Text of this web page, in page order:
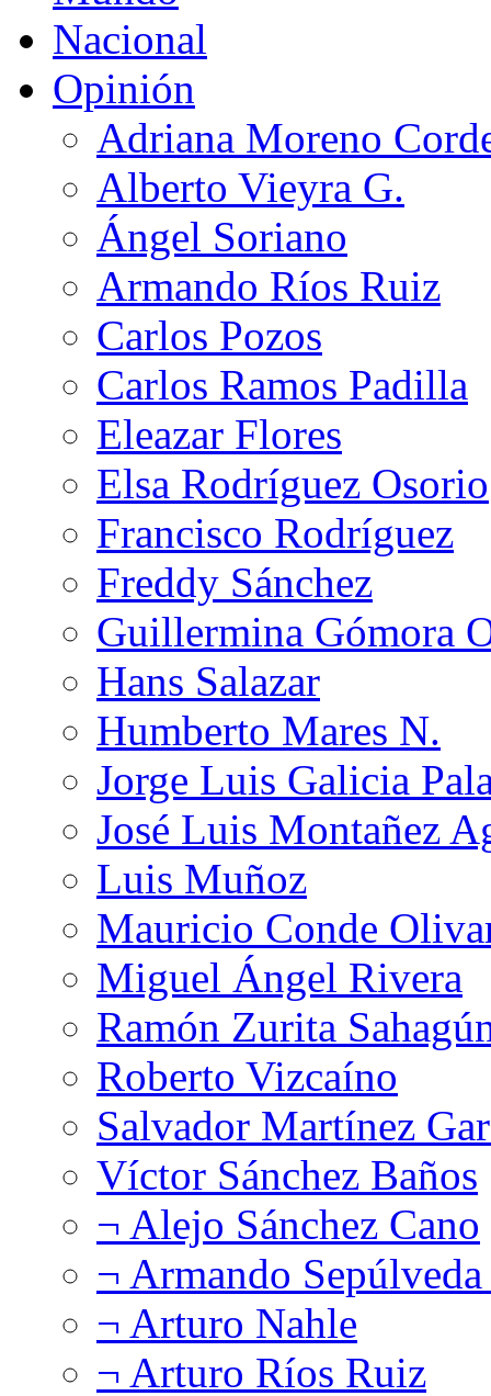
Nacional
Opinión
Adriana Moreno
Alberto Vieyra G.
Ángel Soriano
Armando Ríos Ruiz
Carlos Pozos
Carlos Ramos Padilla
Eleazar Flores
Elsa Rodríguez Osorio
Francisco Rodríguez
Freddy Sánchez
Guillermina Gómora
Hans Salazar
Humberto Mares N.
Jorge Luis Galicia
José Luis Montañez
Luis Muñoz
Mauricio Conde
Miguel Ángel Rivera
Ramón Zurita
Roberto Vizcaíno
Salvador Martínez
Víctor Sánchez Baños
¬ Alejo Sánchez Cano
¬ Armando
¬ Arturo Nahle
¬ Arturo Ríos Ruiz